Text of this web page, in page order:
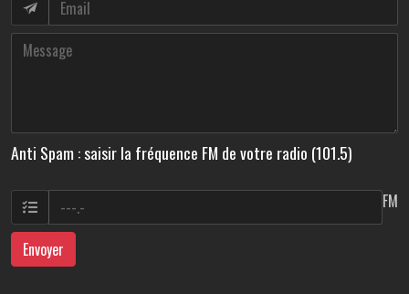
Anti Spam : saisir la fréquence FM de votre radio (101.5)
FM
Envoyer